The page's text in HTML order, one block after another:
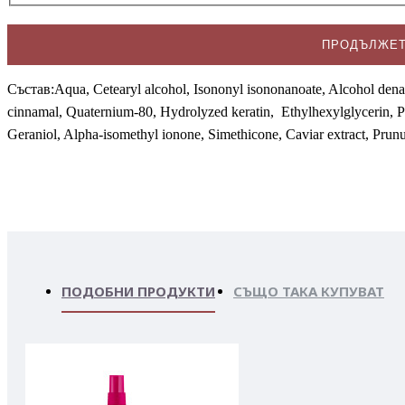
Състав:Aqua, Cetearyl alcohol, Isononyl isononanoate, Alcohol
cinnamal, Quaternium-80, Hydrolyzed keratin, Ethylhexylglycerin,
Geraniol, Alpha-isomethyl ionone, Simethicone, Caviar extract,
ПОДОБНИ ПРОДУКТИ СЪЩО ТАКА КУПУВАТ